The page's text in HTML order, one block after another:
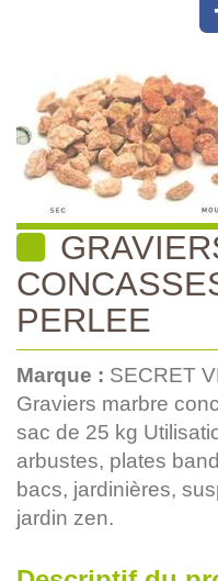
PERLEE
Marque : SECRET
Graviers marbre
sac de 25 kg
arbustes, plates
bacs, jardinières,
jardin zen.